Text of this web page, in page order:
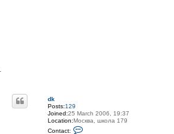
dk
Posts:129
Joined:25 March 2006, 19:37
Location:Москва, школа 179
Contact: